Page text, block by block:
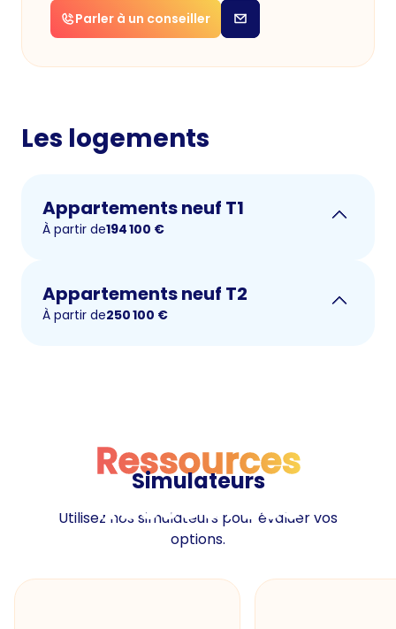
Parler à un conseiller
Les logements
Appartements neuf T1
À partir de194 100 €
Appartements neuf T2
À partir de250 100 €
Ressources
Ressources
Simulateurs
Utilisez nos simulateurs pour évaluer vos
options.